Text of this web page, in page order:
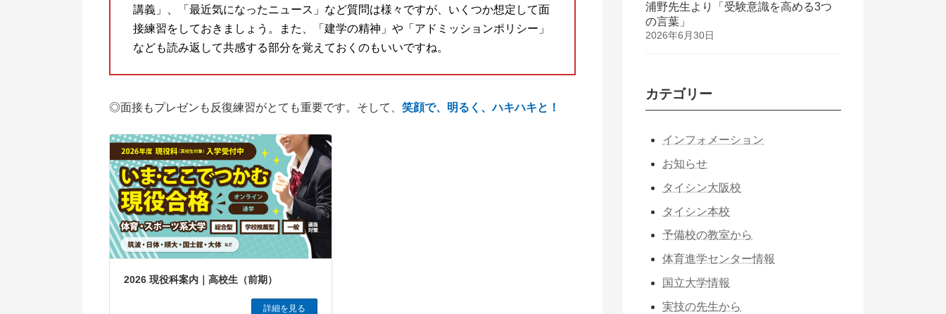
講義」、「最近気になったニュース」など質問は様々ですが、いくつか想定して面
接練習をしておきましょう。また、「建学の精神」や「アドミッションポリシー」
なども読み返して共感する部分を覚えておくのもいいですね。
◎面接もプレゼンも反復練習がとても重要です。そして、笑顔で、明るく、ハキハキと！
2026 現役科案内｜高校生（前期）
詳細を見る
浦野先生より「受験意識を高める3つ
の言葉」
2026年6月30日
カテゴリー
インフォメーション
お知らせ
タイシン大阪校
タイシン本校
予備校の教室から
体育進学センター情報
国立大学情報
実技の先生から